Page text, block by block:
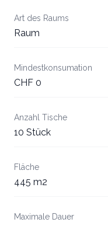
Art des Raums
Raum
Mindestkonsumation
CHF 0
Anzahl Tische
10 Stück
Fläche
445 m2
Maximale Dauer